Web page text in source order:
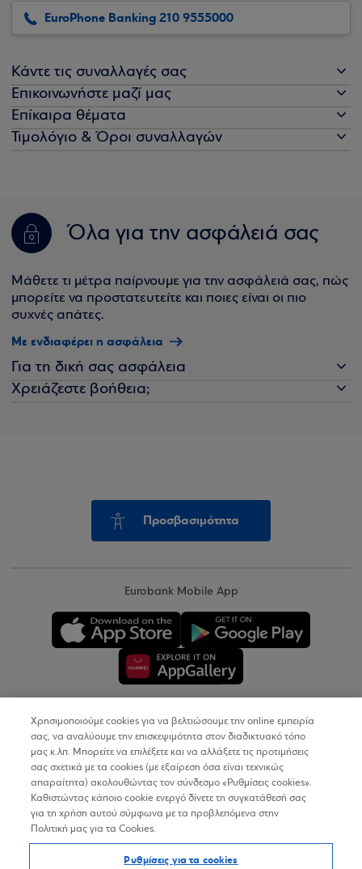
EuroPhone Banking 210 9555000
Κάντε τις συναλλαγές σας
Επικοινωνήστε μαζί μας
Επίκαιρα θέματα
Τιμολόγιο & Όροι συναλλαγών
Όλα για την ασφάλειά σας
Μάθετε τι μέτρα παίρνουμε για την ασφάλειά σας, πώς
μπορείτε να προστατευτείτε και ποιες είναι οι πιο
συχνές απάτες.
Με ενδιαφέρει η ασφάλεια
Για τη δική σας ασφάλεια
Χρειάζεστε βοήθεια;
Προσβασιμότητα
Eurobank Mobile App
Copyright © 2026
Όροι Χρήσης
Προσωπικά Δεδομένα στον Διαδικτυακό Τόπο
Δήλωση Προσβασιμότητας
Χρησιμοποιούμε cookies για να βελτιώσουμε την online εμπειρία
σας, να αναλύουμε την επισκεψιμότητα στον διαδικτυακό τόπο
μας κ.λπ. Μπορείτε να επιλέξετε και να αλλάξετε τις προτιμήσεις
σας σχετικά με τα cookies (με εξαίρεση όσα είναι τεχνικώς
απαραίτητα) ακολουθώντας τον σύνδεσμο «Ρυθμίσεις cookies».
Καθιστώντας κάποιο cookie ενεργό δίνετε τη συγκατάθεσή σας
για τη χρήση αυτού σύμφωνα με τα προβλεπόμενα στην
Πολιτική μας για τα Cookies.
Ρυθμίσεις για τα cookies